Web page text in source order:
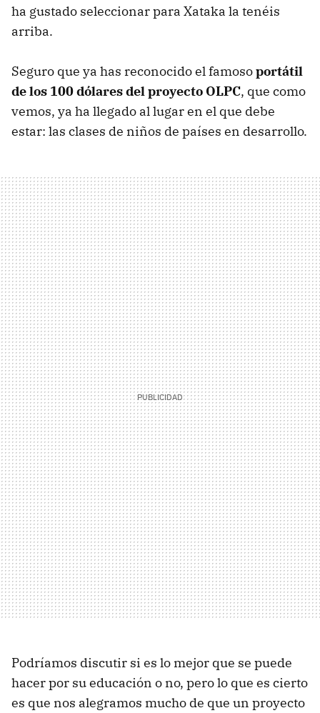
ha gustado seleccionar para Xataka la tenéis
arriba.
Seguro que ya has reconocido el famosoportátil
de los 100 dólares del proyecto OLPC, que como
vemos, ya ha llegado al lugar en el que debe
estar: las clases de niños de países en desarrollo.
Podríamos discutir si es lo mejor que se puede
hacer por su educación o no, pero lo que es cierto
es que nos alegramos mucho de que un proyecto